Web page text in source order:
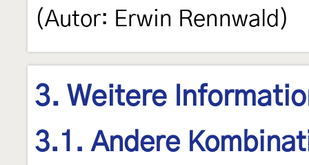
(Autor: Erwin Rennwald)
3. Weitere
3.1. Andere